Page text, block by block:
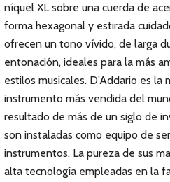
níquel XL sobre una cuerda de
forma hexagonal y estirada
ofrecen un tono vívido, de larga
entonación, ideales para la más
estilos musicales. D’Addario es la
instrumento más vendida del
resultado de más de un siglo de
son instaladas como equipo de
instrumentos. La pureza de sus
alta tecnología empleadas en la